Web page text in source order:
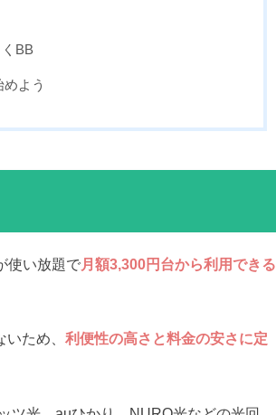
BB
よう
使い放題で月額3,300円台から利用できる
ため、 利便性の高さと料金の安さに定